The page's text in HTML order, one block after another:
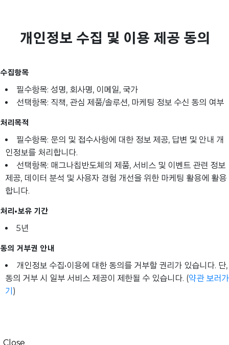
개인정보 수집 및 이용 제공 동의
수집항목
필수항목: 성명, 회사명, 이메일, 국가
선택항목: 직책, 관심 제품/솔루션, 마케팅 정보 수신 동의 여부
처리목적
필수항목: 문의 및 접수사항에 대한 정보 제공, 답변 및 안내 개
인정보를 처리합니다.
선택항목: 매그나칩반도체의 제품, 서비스 및 이벤트 관련 정보
제공, 데이터 분석 및 사용자 경험 개선을 위한 마케팅 활용에 활용
합니다.
처리•보유 기간
5년
동의 거부권 안내
개인정보 수집•이용에 대한 동의를 거부할 권리가 있습니다. 단,
동의 거부 시 일부 서비스 제공이 제한될 수 있습니다. (약관 보러가
기 )
Close